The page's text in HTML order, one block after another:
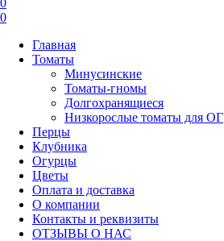
0
0
Главная
Томаты
Минусинские
Томаты-гномы
Долгохранящиеся
Низкорослые томаты для ОГ
Перцы
Клубника
Огурцы
Цветы
Оплата и доставка
О компании
Контакты и реквизиты
ОТЗЫВЫ О НАС